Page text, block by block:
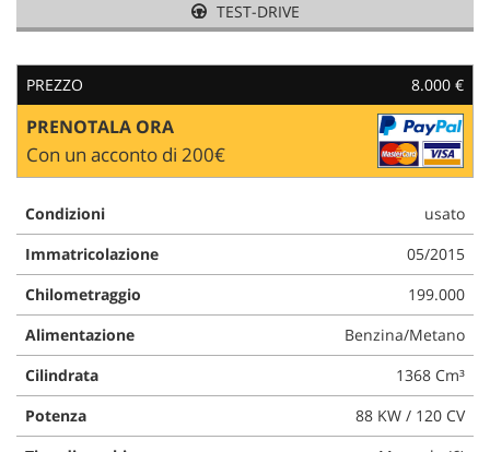
TEST-DRIVE
PREZZO 8.000 €
PRENOTALA ORA
Con un acconto di 200€
Condizioni
usato
Immatricolazione
05/2015
Chilometraggio
199.000
Alimentazione
Benzina/Metano
Cilindrata
1368 Cm³
Potenza
88 KW / 120 CV